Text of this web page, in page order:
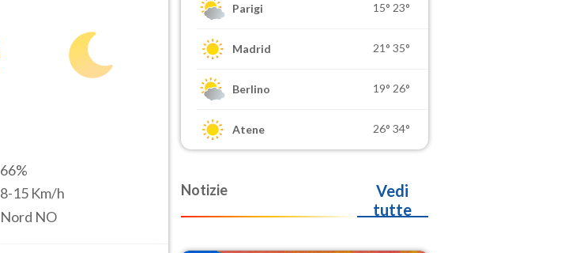
66%
8-15 Km/h
Nord NO
Parigi 15° 23°
Madrid 21° 35°
Berlino 19° 26°
Atene 26° 34°
Notizie
Vedi
tutte